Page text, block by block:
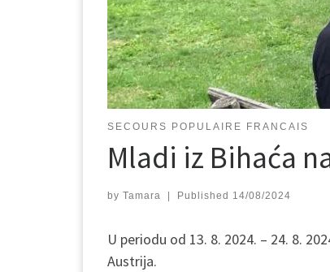
SECOURS POPULAIRE FRANCAIS
Mladi iz Bihaća
by Tamara Published 14/08/2024
U periodu od 13. 8. 2024. – 24. 8.
Austrija.